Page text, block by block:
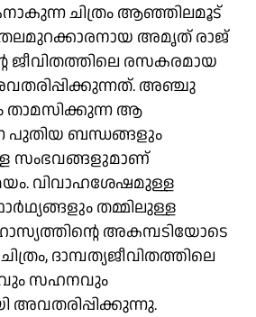
ചിത്രം ആഞ്ഞിലമൂട്
തലമുറക്കാരനായ അമൃത് രാജ്
ജീവിതത്തിലെ രസകരമായ
അഞ്ചു
താമസിക്കുന്ന ആ
പുതിയ ബന്ധങ്ങളും
സംഭവങ്ങളുമാണ്
വിവാഹശേഷമുള്ള
തമ്മിലുള്ള
അകമ്പടിയോടെ
ദാമ്പത്യജീവിതത്തിലെ
സഹനവും